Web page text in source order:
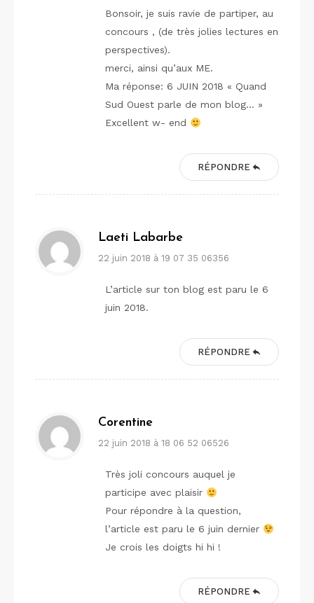
Bonsoir, je suis ravie de partiper, au
concours , (de très jolies lectures en
perspectives).
merci, ainsi qu’aux ME.
Ma réponse: 6 JUIN 2018 « Quand
Sud Ouest parle de mon blog… »
Excellent w- end
RÉPONDRE
Laeti Labarbe
22 juin 2018 à 19 07 35 06356
L’article sur ton blog est paru le 6
juin 2018.
RÉPONDRE
Corentine
22 juin 2018 à 18 06 52 06526
Très joli concours auquel je
participe avec plaisir
Pour répondre à la question,
l’article est paru le 6 juin dernier
Je crois les doigts hi hi !
RÉPONDRE